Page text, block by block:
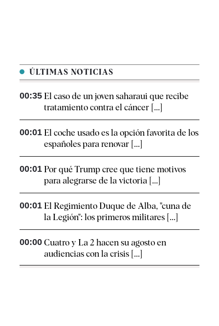
ÚLTIMAS NOTICIAS
00:35 El caso de un joven saharaui que recibe
tratamiento contra el cáncer [...]
00:01 El coche usado es la opción favorita de los
españoles para renovar [...]
00:01 Por qué Trump cree que tiene motivos
para alegrarse de la victoria [...]
00:01 El Regimiento Duque de Alba, "cuna de
la Legión": los primeros militares [...]
00:00 Cuatro y La 2 hacen su agosto en
audiencias con la crisis [...]